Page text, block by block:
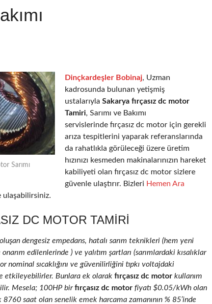
Sarımı
Dinçkardeşler Bobinaj, Uzman
kadrosunda bulunan yetişmiş
ustalarıyla Sakarya fırçasız dc motor
Tamiri, Sarımı ve Bakımı
servislerinde fırçasız dc motor için gerekli
arıza tespitlerini yaparak referanslarında
da rahatlıkla görüleceği üzere üretim
hızınızı kesmeden makinalarınızın hareket
kabiliyeti olan fırçasız dc motor sizlere
güvenle ulaştırır. Bizleri Hemen Ara
ulaşabilirsiniz.
DC MOTOR TAMIRI
dengesiz empedans, hatalı sarım teknikleri (hem yeni
edilenlerinde ) ve yalıtım şartları (sarımlardaki kısalıklar
nominal sıcaklığını ve güvenilirliğini tıpkı voltajdaki
etkileyebilirler. Bunlara ek olarak fırçasız dc motor kullanım
Mesela; 100HP birfırçasız dc motor fiyatı $0.05/kWh olan
saat olan senelik emek harcama zamanının % 85’inde